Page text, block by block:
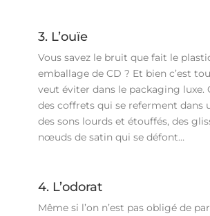
3. L’ouïe
Vous savez le bruit que fait le
emballage de CD ? Et bien c’est
veut éviter dans le packaging luxe.
des coffrets qui se referment dans
des sons lourds et étouffés, des
nœuds de satin qui se défont…
4. L’odorat
Même si l’on n’est pas obligé de